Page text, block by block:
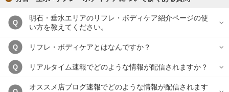
Q
明石・垂水エリアのリフレ・ボディケア紹介ページの使
い方を教えてください。
Q リフレ・ボディケアとはなんですか？
Q リアルタイム速報でどのような情報が配信されますか？
オススメ店ブログ速報でどのような情報が配信されます